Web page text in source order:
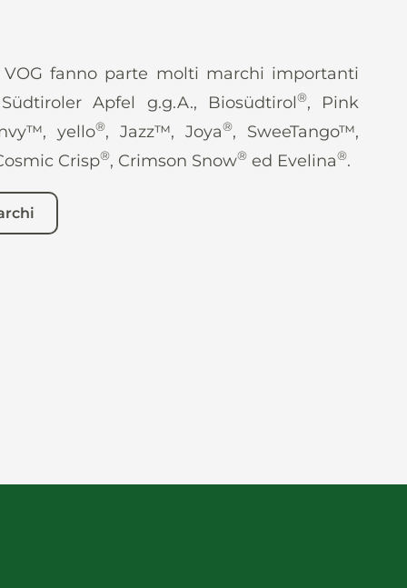
VOG fanno parte molti marchi importanti
Apfel g.g.A., Biosüdtirol®, Pink
yello®, Jazz™, Joya®, SweeTango™,
Crisp®, Crimson Snow®ed Evelina®.